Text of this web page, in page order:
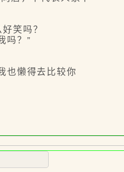
笑吗？
吗？”
也懒得去比较你